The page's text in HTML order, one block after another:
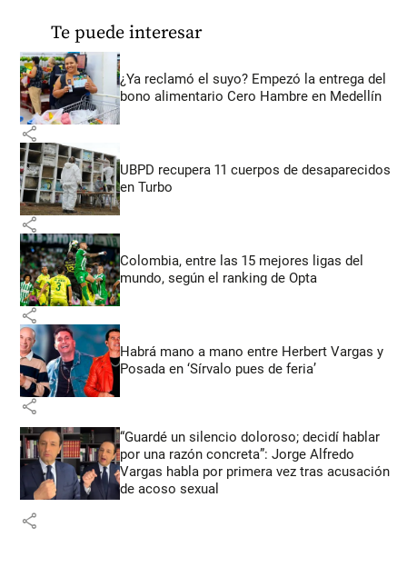
Te puede interesar
¿Ya reclamó el suyo? Empezó la entrega del
bono alimentario Cero Hambre en Medellín
share
UBPD recupera 11 cuerpos de desaparecidos
en Turbo
share
Colombia, entre las 15 mejores ligas del
mundo, según el ranking de Opta
share
Habrá mano a mano entre Herbert Vargas y
Posada en ‘Sírvalo pues de feria’
share
“Guardé un silencio doloroso; decidí hablar
por una razón concreta”: Jorge Alfredo
Vargas habla por primera vez tras acusación
de acoso sexual
share